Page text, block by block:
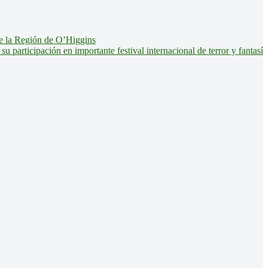
la Región de O’Higgins
participación en importante festival internacional de terror y